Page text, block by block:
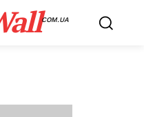
COM.UA